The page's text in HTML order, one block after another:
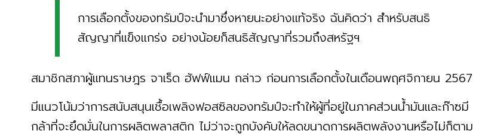
การเลือกตั้งของทรัมป์จะนำมาซึ่งหายนะอย่างแท้จริง ฉันคิดว่า สำหรับสนธิ
สัญญาที่แข็งแกร่ง อย่างน้อยก็สนธิสัญญาที่รวมถึงสหรัฐฯ
สมาชิกสภาผู้แทนราษฎร จาเร็ด ฮัฟฟ์แมน กล่าว ก่อนการเลือกตั้งในเดือนพฤศจิกายน 2567
มีแนวโน้มว่าการสนับสนุนเชื้อเพลิงฟอสซิลของทรัมป์จะทำให้ผู้ที่อยู่ในภาคส่วนน้ำมันและก๊าซมี
กล้าที่จะยึดมั่นในการผลิตพลาสติก ไม่ว่าจะถูกบังคับให้ลดขนาดการผลิตพลังงานหรือไม่ก็ตาม